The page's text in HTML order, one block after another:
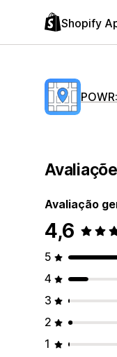
Shopify
Avaliação
4,6
5
4
3
2
1